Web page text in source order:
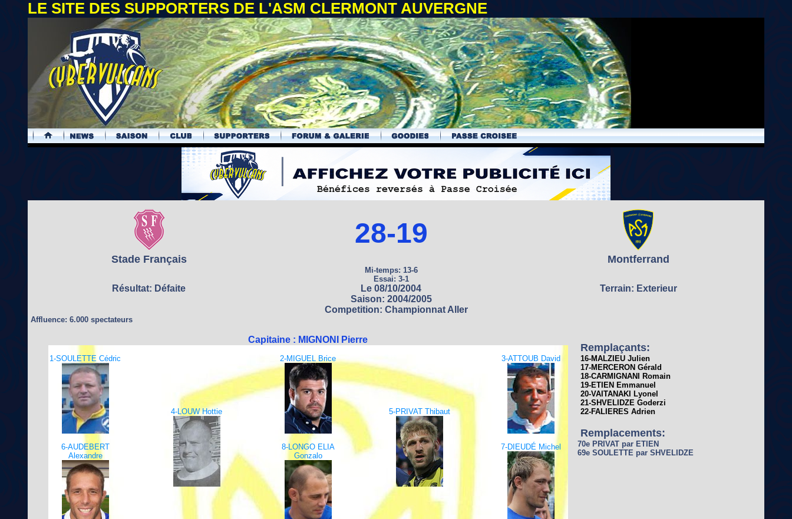
LE SITE DES SUPPORTERS DE L'ASM CLERMONT AUVERGNE
.
Stade Français
28-19
Montferrand
Mi-temps: 13-6
Essai: 3-1
Résultat: Défaite Le 08/10/2004
Terrain: Exterieur
Saison: 2004/2005
Competition: Championnat Aller
Affluence: 6.000 spectateurs
Capitaine : MIGNONI Pierre
1-SOULETTE Cédric 2-MIGUEL Brice 3-ATTOUB David
4-LOUW Hottie 5-PRIVAT Thibaut
6-AUDEBERT
Alexandre
8-LONGO ELIA
Gonzalo
7-DIEUDÉ Michel
Remplaçants:
16-MALZIEU Julien
17-MERCERON Gérald
18-CARMIGNANI Romain
19-ETIEN Emmanuel
20-VAITANAKI Lyonel
21-SHVELIDZE Goderzi
22-FALIERES Adrien
Remplacements:
70e PRIVAT par ETIEN
69e SOULETTE par SHVELIDZE